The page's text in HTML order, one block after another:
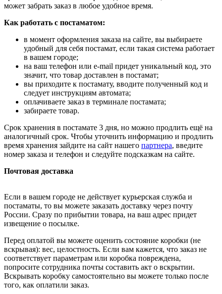
может забрать заказ в любое удобное время.
Как работать с постаматом:
в момент оформления заказа на сайте, вы выбираете
удобный для себя постамат, если такая система работает
в вашем городе;
на ваш телефон или e-mail придет уникальный код, это
значит, что товар доставлен в постамат;
вы приходите к постамату, вводите полученный код и
следует инструкциям автомата;
оплачиваете заказ в терминале постамата;
забираете товар.
Срок хранения в постамате 3 дня, но можно продлить ещё на
аналогичный срок. Чтобы уточнить информацию и продлить
время хранения зайдите на сайт нашего партнера, введите
номер заказа и телефон и следуйте подсказкам на сайте.
Почтовая доставка
Если в вашем городе не действует курьерская служба и
постаматы, то вы можете заказать доставку через почту
России. Сразу по прибытии товара, на ваш адрес придет
извещение о посылке.
Перед оплатой вы можете оценить состояние коробки (не
вскрывая): вес, целостность. Если вам кажется, что заказ не
соответствует параметрам или коробка повреждена,
попросите сотрудника почты составить акт о вскрытии.
Вскрывать коробку самостоятельно вы можете только после
того, как оплатили заказ.